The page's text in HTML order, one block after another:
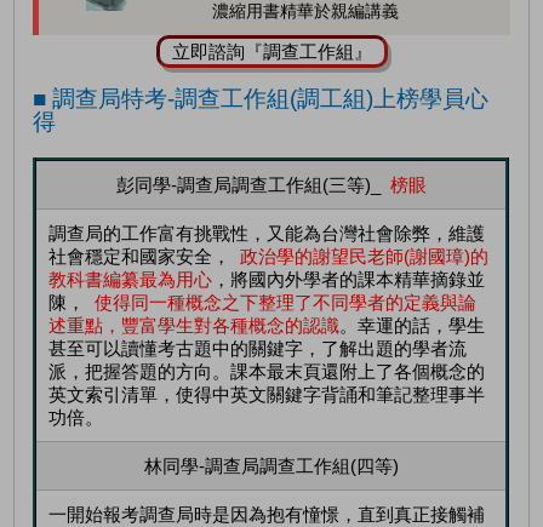
濃縮用書精華於親編講義
立即諮詢『調查工作組』
■ 調查局特考-調查工作組(調工組)上榜學員心
得
彭同學-調查局調查工作組(三等)_ 榜眼
調查局的工作富有挑戰性，又能為台灣社會除弊，維護
社會穩定和國家安全，
政治學的謝望民老師(謝國璋)的
教科書編纂最為用心 ，將國內外學者的課本精華摘錄並
陳，
使得同一種概念之下整理了不同學者的定義與論
述重點，豐富學生對各種概念的認識。幸運的話，學生
甚至可以讀懂考古題中的關鍵字，了解出題的學者流
派，把握答題的方向。課本最末頁還附上了各個概念的
英文索引清單，使得中英文關鍵字背誦和筆記整理事半
功倍。
林同學-調查局調查工作組(四等)
一開始報考調查局時是因為抱有憧憬，直到真正接觸補